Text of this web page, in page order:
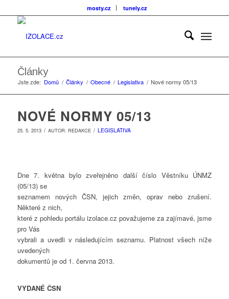
mosty.cz tunely.cz
Články
Jste zde: Domů / Články / Obecné / Legislativa / Nové normy 05/13
NOVÉ NORMY 05/13
25. 5. 2013 / AUTOR: REDAKCE / LEGISLATIVA
Dne 7. května bylo zveřejněno další číslo Věstníku ÚNMZ
(05/13) se
seznamem nových ČSN, jejich změn, oprav nebo zrušení.
Některé z nich,
které z pohledu portálu izolace.cz považujeme za zajímavé, jsme
pro Vás
vybrali a uvedli v následujícím seznamu. Platnost všech níže
uvedených
dokumentů je od 1. června 2013.
VYDANÉ ČSN